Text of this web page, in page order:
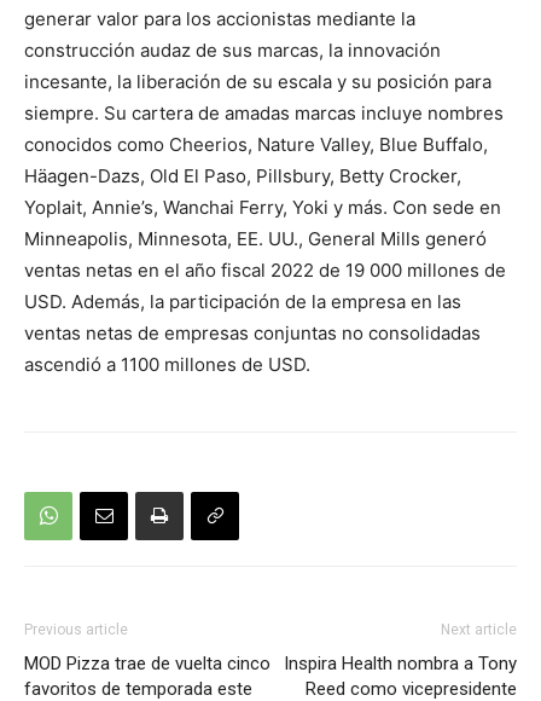
generar valor para los accionistas mediante la
construcción audaz de sus marcas, la innovación
incesante, la liberación de su escala y su posición para
siempre. Su cartera de amadas marcas incluye nombres
conocidos como Cheerios, Nature Valley, Blue Buffalo,
Häagen-Dazs, Old El Paso, Pillsbury, Betty Crocker,
Yoplait, Annie’s, Wanchai Ferry, Yoki y más. Con sede en
Minneapolis, Minnesota, EE. UU., General Mills generó
ventas netas en el año fiscal 2022 de 19 000 millones de
USD. Además, la participación de la empresa en las
ventas netas de empresas conjuntas no consolidadas
ascendió a 1100 millones de USD.
Previous article
MOD Pizza trae de vuelta cinco
favoritos de temporada este
Next article
Inspira Health nombra a Tony
Reed como vicepresidente